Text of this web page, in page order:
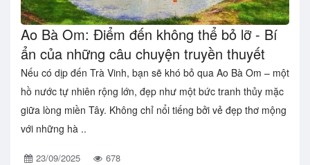
Ao Bà Om: Điểm đến không thể bỏ lỡ - Bí
ẩn của những câu chuyện truyền thuyết
Nếu có dịp đến Trà Vinh, bạn sẽ khó bỏ qua Ao Bà Om – một
hồ nước tự nhiên rộng lớn, đẹp như một bức tranh thủy mặc
giữa lòng miền Tây. Không chỉ nổi tiếng bởi vẻ đẹp thơ mộng
với những hà ..
23/09/2025 678